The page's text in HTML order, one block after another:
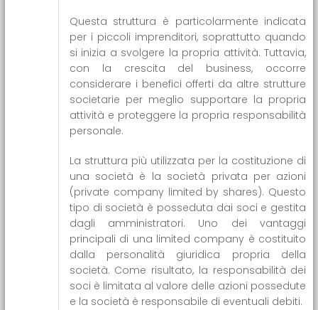
Questa struttura è particolarmente indicata
per i piccoli imprenditori, soprattutto quando
si inizia a svolgere la propria attività. Tuttavia,
con la crescita del business, occorre
considerare i benefici offerti da altre strutture
societarie per meglio supportare la propria
attività e proteggere la propria responsabilità
personale.
La struttura più utilizzata per la costituzione di
una società è la società privata per azioni
(private company limited by shares). Questo
tipo di società è posseduta dai soci e gestita
dagli amministratori. Uno dei vantaggi
principali di una limited company è costituito
dalla personalità giuridica propria della
società. Come risultato, la responsabilità dei
soci è limitata al valore delle azioni possedute
e la società è responsabile di eventuali debiti.